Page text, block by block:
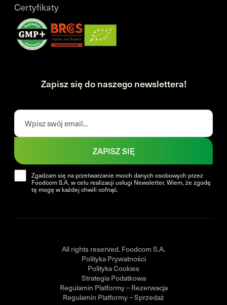
Certyfikaty
Zapisz się do naszego newslettera!
Zgadzam się na przetwarzanie moich danych osobowych przez
Foodcom S.A. w celu realizacji usługi Newsletter. Wiem, że zgodę
tę mogę w każdej chwili cofnąć.
ZAPISZ SIĘ
All rights reserved. Foodcom S.A.
Polityka Prywatności
Polityka Cookies
Strategia Podatkowa
Regulamin Platformy – Rezerwacja
Regulamin Platformy – Sprzedaż